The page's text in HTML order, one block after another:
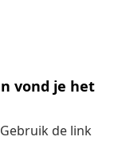
vond je het
de link